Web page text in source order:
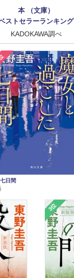
本 （文庫）
ストセラーランキング
KADOKAWA調べ
日間
3位